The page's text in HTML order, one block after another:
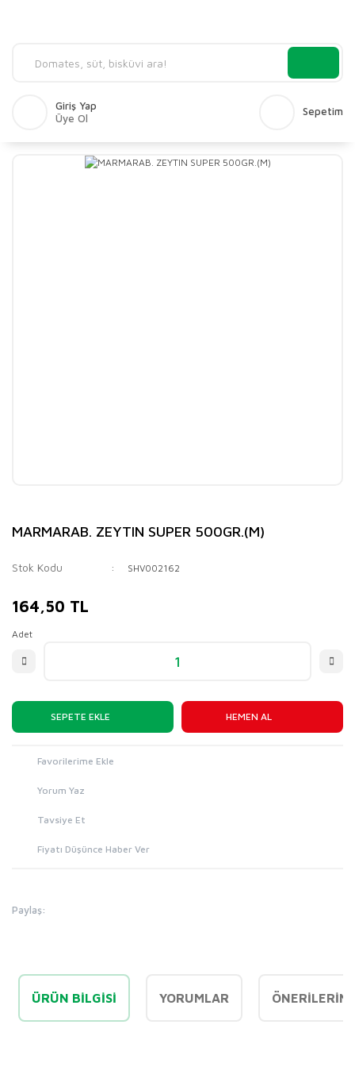
Giriş Yap
Üye Ol
Sepetim
MARMARAB. ZEYTIN SUPER 500GR.(M)
Stok Kodu SHV002162
164,50 TL
Adet
SEPETE EKLE HEMEN AL
Yorum Yaz
Tavsiye Et
Fiyatı Düşünce Haber Ver
Paylaş:
ÜRÜN BILGISI YORUMLAR